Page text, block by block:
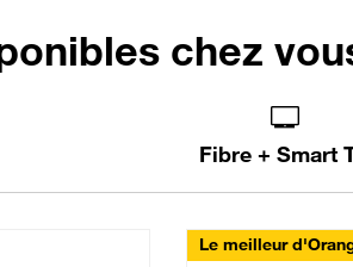
chez
Fibre + Smart
Le meilleur